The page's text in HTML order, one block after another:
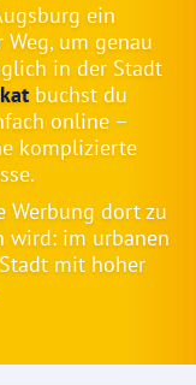
ein
um genau
in der Stadt
buchst du
online –
komplizierte
Werbung dort zu
wird: im urbanen
mit hoher